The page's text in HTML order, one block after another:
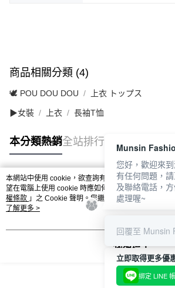
商品相關分類 (4)
🕊️ POU DOU DOU 上衣 トップス
▶女裝 上衣 長袖T恤
本分類熱銷全站排行
熱門標籤
本網站中使用 cookie，欲查詢有關本網站使用 cookie
望在電腦上使用 cookie 時應如何變更電腦的 cookie
權條款 」之 Cookie 聲明。您繼續使用本網站即表示
用條款之 Cookie 聲明使用 cookie。
了解更多 >
我知道了
立即取得更多優
綁定 LINE
Munsin
您好，歡迎來
有任何問題，
及聯絡電話，
處理喔~
回覆至 Munsin